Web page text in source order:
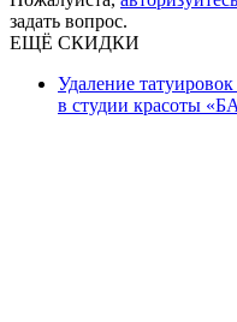
задать вопрос.
ЕЩЁ СКИДКИ
Удаление
в студии красоты